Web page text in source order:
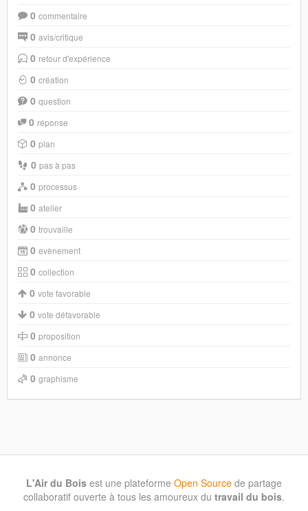
0 commentaire
0 avis/critique
0 retour d'expérience
0 création
0 question
0 réponse
0 plan
0 pas à pas
0 processus
0 atelier
0 trouvaille
0 evènement
0 collection
0 vote favorable
0 vote défavorable
0 proposition
0 annonce
0 graphisme
L'Air du Bois est une plateforme Open Source de partage
collaboratif ouverte à tous les amoureux du travail du bois.